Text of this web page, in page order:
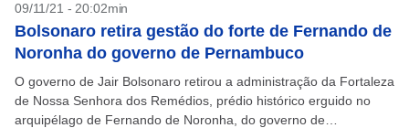
09/11/21 - 20:02min
Bolsonaro retira gestão do forte de Fernando de
Noronha do governo de Pernambuco
O governo de Jair Bolsonaro retirou a administração da Fortaleza
de Nossa Senhora dos Remédios, prédio histórico erguido no
arquipélago de Fernando de Noronha, do governo de